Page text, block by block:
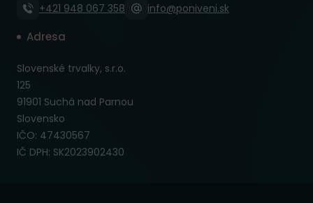
+421 948 067 358 info@poniveni.sk
Adresa
Slovenské trvalky, s.r.o.
125
91901 Suchá nad Parnou
Slovensko
IČO: 47430567
IČ DPH: SK2023902430